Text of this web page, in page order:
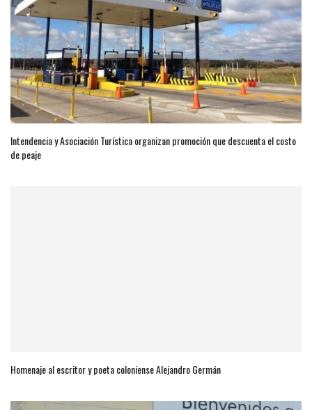
Intendencia y Asociación Turística organizan promoción que descuenta el costo
de peaje
Homenaje al escritor y poeta coloniense Alejandro Germán